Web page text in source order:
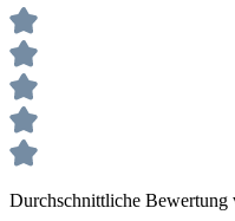
Durchschnittliche Bewertung